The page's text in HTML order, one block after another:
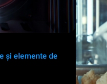
și elemente de